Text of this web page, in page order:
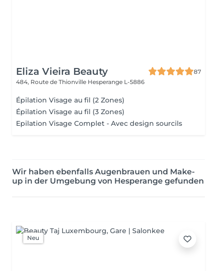
Eliza Vieira Beauty
87
484, Route de Thionville Hesperange L-5886
Épilation Visage au fil (2 Zones)
Épilation Visage au fil (3 Zones)
Epilation Visage Complet - Avec design sourcils
Wir haben ebenfalls Augenbrauen und Make-
up in der Umgebung von Hesperange gefunden
Neu